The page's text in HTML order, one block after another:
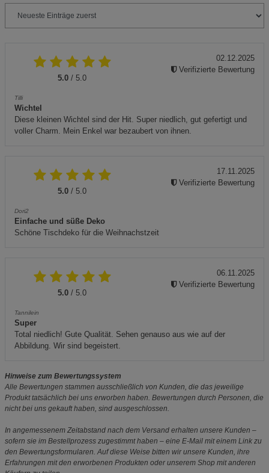
5.0 / 5.0
Tilli
Wichtel
Diese kleinen Wichtel sind der Hit. Super niedlich, gut gefertigt und
voller Charm. Mein Enkel war bezaubert von ihnen.
02.12.2025
Verifizierte Bewertung
5.0 / 5.0
Dori2
Einfache und süße Deko
Schöne Tischdeko für die Weihnachstzeit
17.11.2025
Verifizierte Bewertung
5.0 / 5.0
Tannilein
Super
Total niedlich! Gute Qualität. Sehen genauso aus wie auf der
Abbildung. Wir sind begeistert.
06.11.2025
Verifizierte Bewertung
Hinweise zum Bewertungssystem
Alle Bewertungen stammen ausschließlich von Kunden, die das jeweilige
Produkt tatsächlich bei uns erworben haben. Bewertungen durch Personen, die
nicht bei uns gekauft haben, sind ausgeschlossen.
In angemessenem Zeitabstand nach dem Versand erhalten unsere Kunden –
sofern sie im Bestellprozess zugestimmt haben – eine E-Mail mit einem Link zu
den Bewertungsformularen. Auf diese Weise bitten wir unsere Kunden, ihre
Erfahrungen mit den erworbenen Produkten oder unserem Shop mit anderen